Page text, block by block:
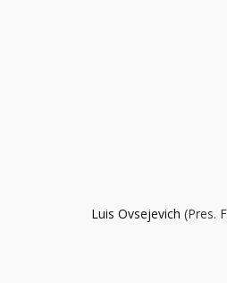
Luis Ovsejevich (Pres.